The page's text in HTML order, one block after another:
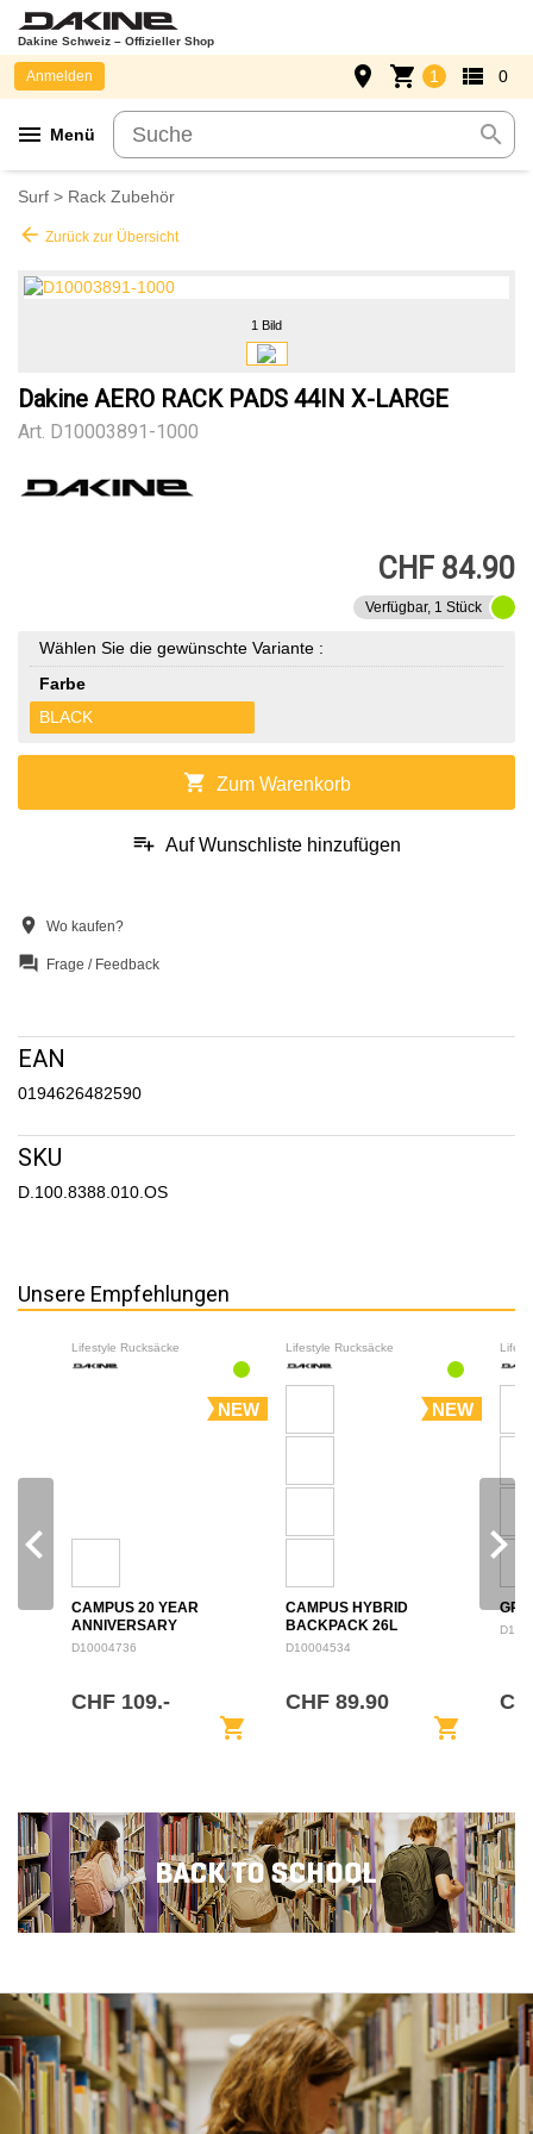
Dakine Schweiz – Offizieller Shop
menu Menü search
Anmelden place shopping_cart 1 view_list 0
Surf > Rack Zubehör
arrow_back Zurück zur Übersicht
1 Bild
Dakine AERO RACK PADS 44IN X-LARGE
Art. D10003891-1000
CHF 84.90
Verfügbar, 1 Stück
Wählen Sie die gewünschte Variante :
Farbe
BLACK
shopping_cart Zum Warenkorb
playlist_add Auf Wunschliste hinzufügen
location_on Wo kaufen?
question_answer Frage / Feedback
EAN
0194626482590
SKU
D.100.8388.010.OS
Unsere Empfehlungen
Lifestyle Rucksäcke
NEW
CAMPUS 20 YEAR
ANNIVERSARY
BACKPACK 28L
D10004736
CHF 109.-
shopping_cart
Lifestyle Rucksäcke
NEW
CAMPUS HYBRID
BACKPACK 26L
D10004534
CHF 89.90
shopping_cart
navigate_before navigate_next